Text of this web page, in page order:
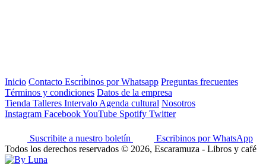
Inicio Contacto Escribinos por Whatsapp Preguntas frecuentes
Términos y condiciones Datos de la empresa
Tienda Talleres Intervalo Agenda cultural Nosotros
Instagram FacebookYouTube Spotify Twitter
Suscribite a nuestro boletín
Escribinos por WhatsApp
Todos los derechos reservados © 2026, Escaramuza - Libros y café